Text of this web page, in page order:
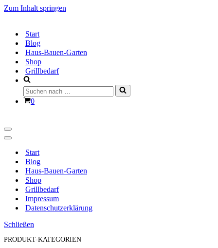
Zum Inhalt springen
Start
Blog
Haus-Bauen-Garten
Shop
Grillbedarf
Suchen
nach …
Warenkorb
0
Navigationsmenü
Navigationsmenü
Start
Blog
Haus-Bauen-Garten
Shop
Grillbedarf
Impressum
Datenschutzerklärung
Schließen
PRODUKT-KATEGORIEN